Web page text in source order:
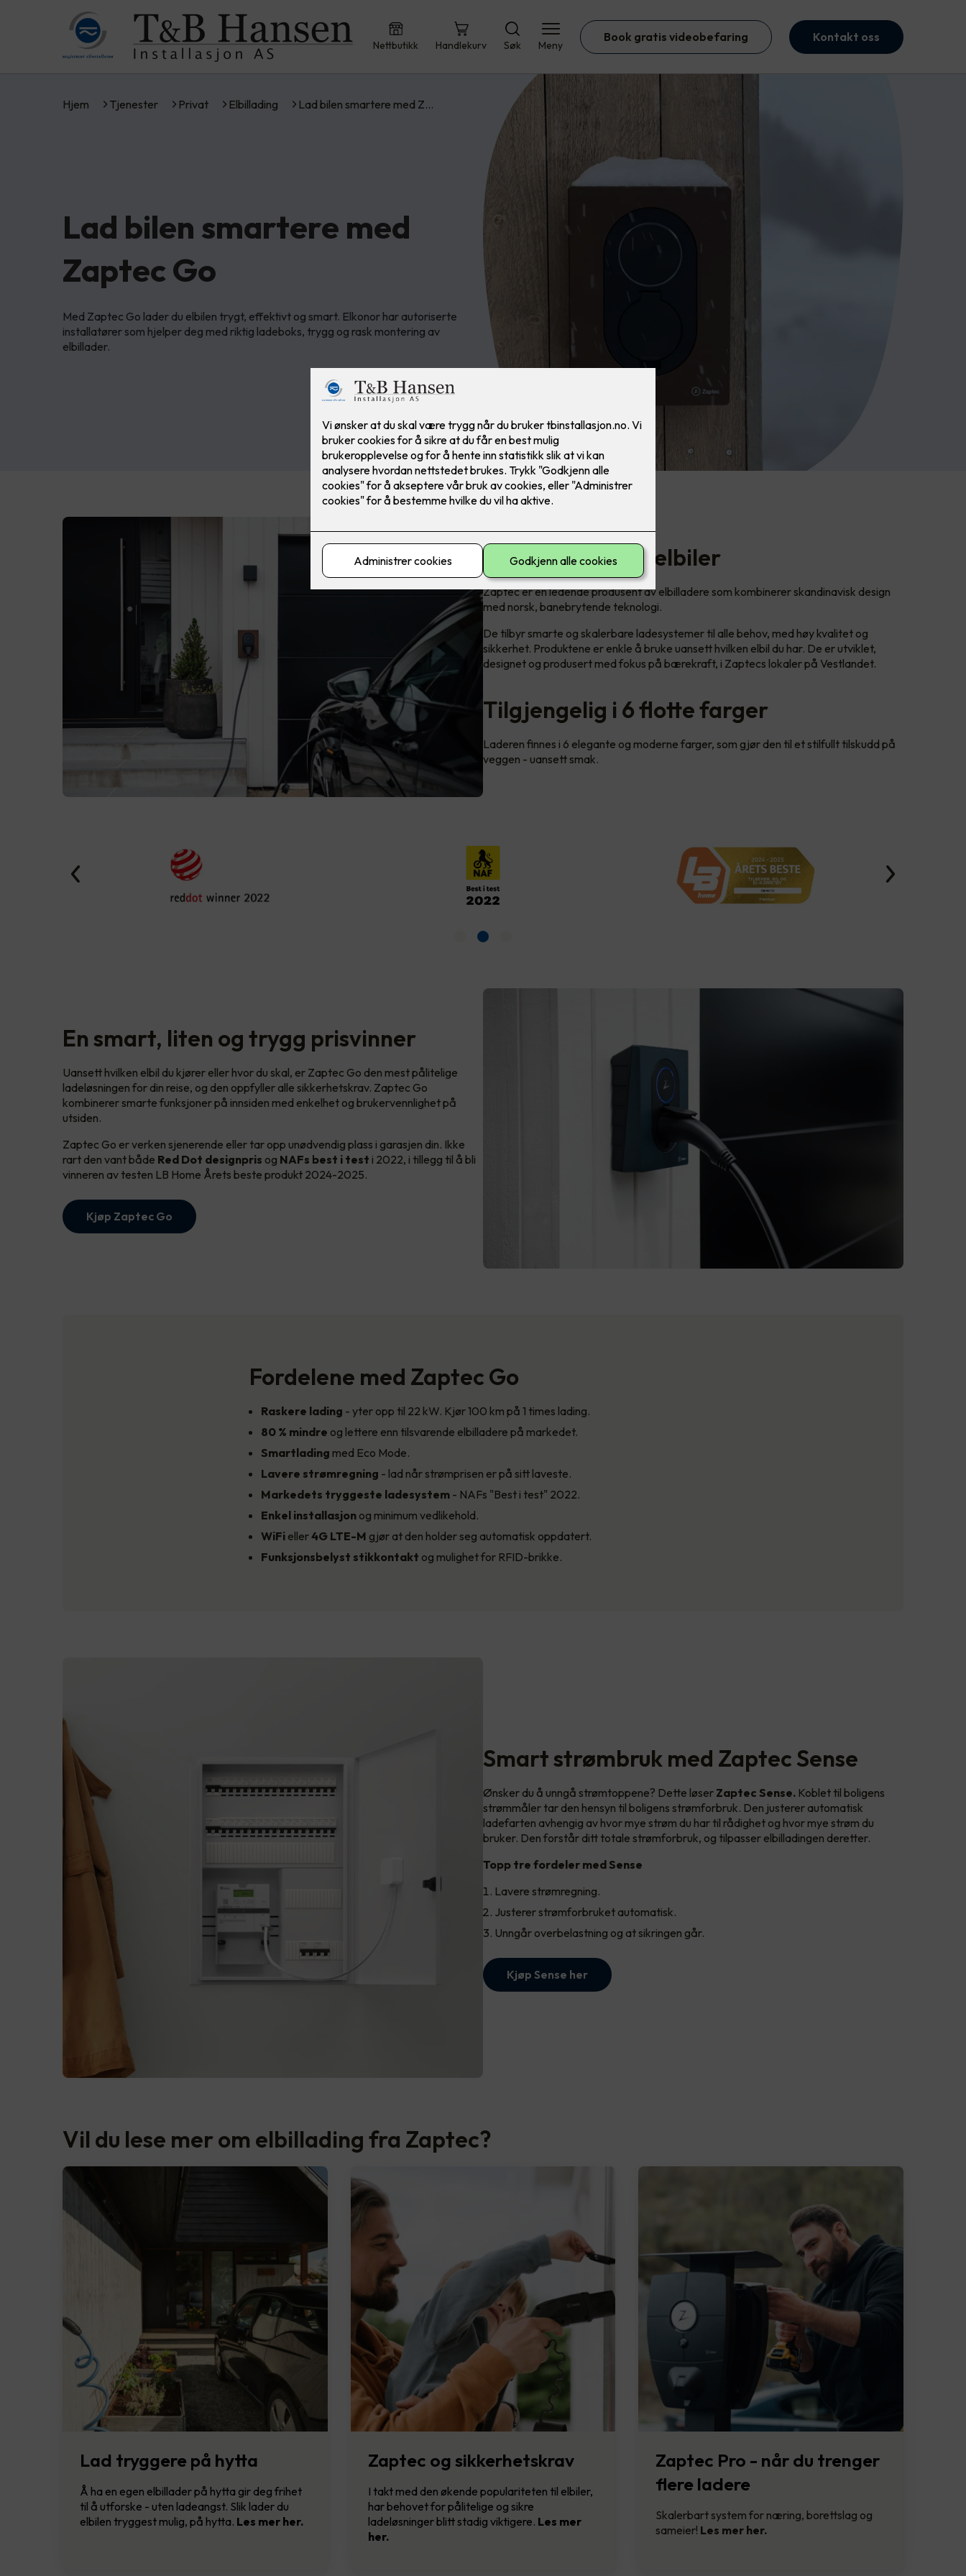
Nettbutikk Handlekurv Søk Meny
Book gratis videobefaring Kontakt oss
Hjem Tjenester Privat Elbillading Lad bilen smartere med Z…
Lad bilen smartere med
Zaptec Go
Med Zaptec Go lader du elbilen trygt, effektivt og smart. Elkonor har autoriserte
installatører som hjelper deg med riktig ladeboks, trygg og rask montering av
elbillader.
Laderen for alle elbiler
Zaptec er en ledende produsent av elbilladere som kombinerer skandinavisk design
med norsk, banebrytende teknologi.
De tilbyr smarte og skalerbare ladesystemer til alle behov, med høy kvalitet og
sikkerhet. Produktene er enkle å bruke uansett hvilken elbil du har. De er utviklet,
designet og produsert med fokus på bærekraft, i Zaptecs lokaler på Vestlandet.
Tilgjengelig i 6 flotte farger
Laderen finnes i 6 elegante og moderne farger, som gjør den til et stilfullt tilskudd på
veggen - uansett smak.
En smart, liten og trygg prisvinner
Uansett hvilken elbil du kjører eller hvor du skal, er Zaptec Go den mest pålitelige
ladeløsningen for din reise, og den oppfyller alle sikkerhetskrav. Zaptec Go
kombinerer smarte funksjoner på innsiden med enkelhet og brukervennlighet på
utsiden.
Zaptec Go er verken sjenerende eller tar opp unødvendig plass i garasjen din. Ikke
rart den vant både Red Dot designpris og NAFs best i test i 2022, i tillegg til å bli
vinneren av testen LB Home Årets beste produkt 2024-2025.
Kjøp Zaptec Go
Fordelene med Zaptec Go
Raskere lading - yter opp til 22 kW. Kjør 100 km på 1 times lading.
80 % mindre og lettere enn tilsvarende elbilladere på markedet.
Smartlading med Eco Mode.
Lavere strømregning - lad når strømprisen er på sitt laveste.
Markedets tryggeste ladesystem - NAFs "Best i test" 2022.
Enkel installasjon og minimum vedlikehold.
WiFi eller4G LTE-M gjør at den holder seg automatisk oppdatert.
Funksjonsbelyst stikkontakt og mulighet for RFID-brikke.
Smart strømbruk med Zaptec Sense
Ønsker du å unngå strømtoppene? Dette løser Zaptec Sense. Koblet til boligens
strømmåler tar den hensyn til boligens strømforbruk. Den justerer automatisk
ladefarten avhengig av hvor mye strøm du har til rådighet og hvor mye strøm du
bruker. Den forstår ditt totale strømforbruk, og tilpasser elbilladingen deretter.
Topp tre fordeler med Sense
Lavere strømregning.
Justerer strømforbruket automatisk.
Unngår overbelastning og at sikringen går.
Kjøp Sense her
Vil du lese mer om elbillading fra Zaptec?
Lad tryggere på hytta
Å ha en egen elbillader på hytta gir deg frihet
til å utforske - uten ladeangst. Slik lader du
elbilen tryggest mulig, på hytta. Les mer her.
Zaptec og sikkerhetskrav
I takt med den økende populariteten til elbiler,
har behovet for pålitelige og sikre
ladeløsninger blitt stadig viktigere. Les mer
her.
Zaptec Pro - når du trenger
flere ladere
Skalerbart system for næring, borettslag og
sameier! Les mer her.